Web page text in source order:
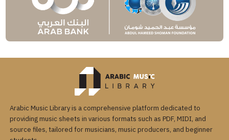
Arabic Music Library is a comprehensive platform dedicated to
providing music sheets in various formats such as PDF, MIDI, and
source files, tailored for musicians, music producers, and beginner